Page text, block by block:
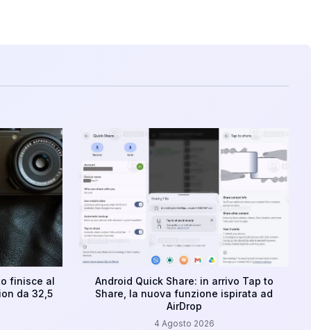
finisce al
da 32,5
Android Quick Share: in arrivo Tap to
Share, la nuova funzione ispirata ad
AirDrop
4 Agosto 2026